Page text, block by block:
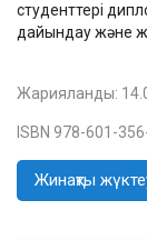
студенттері
дайындау және
Жарияланды:
ISBN 978-601-
Жинақты